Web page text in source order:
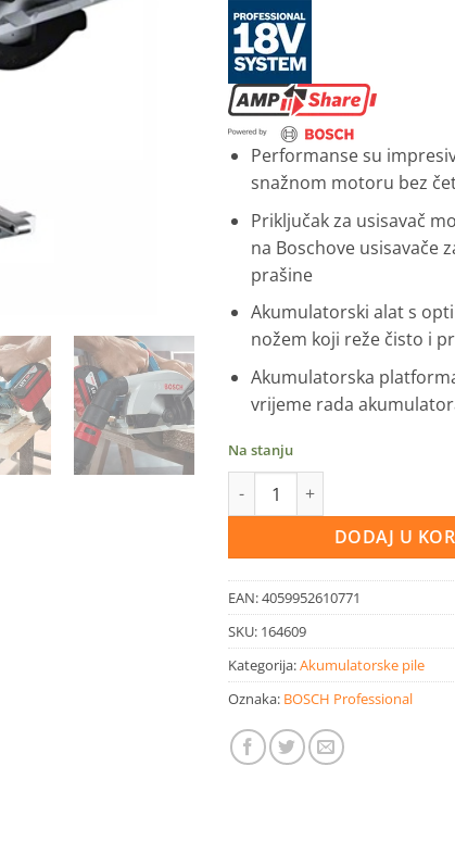
Performanse su
snažnom motoru bez
Priključak za usisavač
na Boschove usisavače
prašine
Akumulatorski alat s
nožem koji reže čisto i
Akumulatorska
vrijeme rada
Na stanju
Bosch Aku kruzna pila GKS
DODAJ U
EAN:4059952610771
SKU: 164609
Kategorija:Akumulatorske pile
Oznaka: BOSCH Professional